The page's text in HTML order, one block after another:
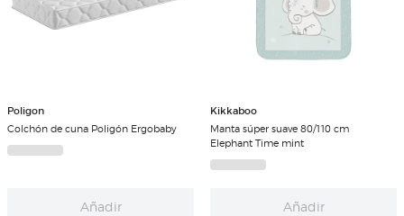
Poligon
Colchón de cuna Poligón Ergobaby
Añadir
Kikkaboo
Manta súper suave 80/110 cm
Elephant Time mint
Añadir